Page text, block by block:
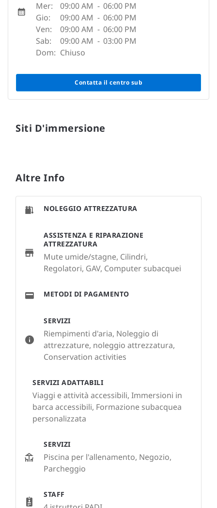
Mer:
09:00 AM - 06:00 PM
Gio:
09:00 AM - 06:00 PM
Ven:
09:00 AM - 06:00 PM
Sab:
09:00 AM - 03:00 PM
Dom: Chiuso
Contatta il centro sub
Siti D'immersione
Altre Info
SERVIZI
Riempimenti d'aria, Noleggio di
attrezzature, noleggio attrezzatura,
Conservation activities
SERVIZI ADATTABILI
Viaggi e attività accessibili, Immersioni in
barca accessibili, Formazione subacquea
personalizzata
SERVIZI
Piscina per l'allenamento, Negozio,
Parcheggio
STAFF
NOLEGGIO ATTREZZATURA
ASSISTENZA E RIPARAZIONE
ATTREZZATURA
Mute umide/stagne, Cilindri,
Regolatori, GAV, Computer subacquei
METODI DI PAGAMENTO